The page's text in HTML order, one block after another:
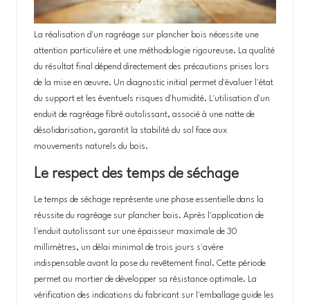
La réalisation d'un ragréage sur plancher bois nécessite une
attention particulière et une méthodologie rigoureuse. La qualité
du résultat final dépend directement des précautions prises lors
de la mise en œuvre. Un diagnostic initial permet d'évaluer l'état
du support et les éventuels risques d'humidité. L'utilisation d'un
enduit de ragréage fibré autolissant, associé à une natte de
désolidarisation, garantit la stabilité du sol face aux
mouvements naturels du bois.
Le respect des temps de séchage
Le temps de séchage représente une phase essentielle dans la
réussite du ragréage sur plancher bois. Après l'application de
l'enduit autolissant sur une épaisseur maximale de 30
millimètres, un délai minimal de trois jours s'avère
indispensable avant la pose du revêtement final. Cette période
permet au mortier de développer sa résistance optimale. La
vérification des indications du fabricant sur l'emballage guide les